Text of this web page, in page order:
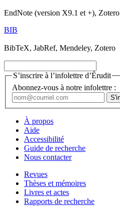
EndNote (version X9.1 et +), Zotero
BIB
BibTeX, JabRef, Mendeley, Zotero
S’inscrire à l’infolettre d’Érudit
Abonnez-vous à notre infolettre :
À propos
Aide
Accessibilité
Guide de recherche
Nous contacter
Revues
Thèses et mémoires
Livres et actes
Rapports de recherche